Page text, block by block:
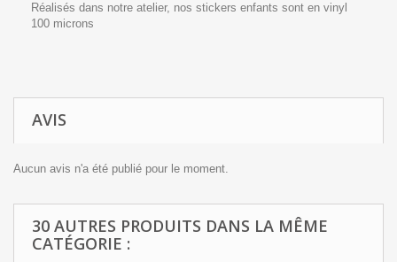
Réalisés dans notre atelier, nos stickers enfants sont en vinyl
100 microns
AVIS
Aucun avis n'a été publié pour le moment.
30 AUTRES PRODUITS DANS LA MÊME
CATÉGORIE :